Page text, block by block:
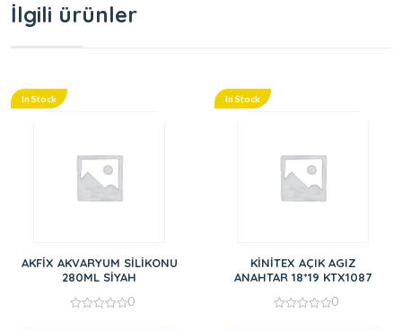
İlgili ürünler
In Stock
AKFİX AKVARYUM SİLİKONU
280ML SİYAH
0
In Stock
KİNİTEX AÇIK AGIZ
ANAHTAR 18*19 KTX1087
0